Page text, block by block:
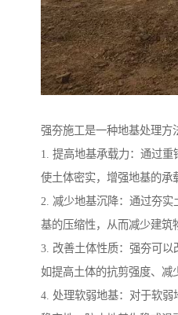
强夯施工是一种地基处理方
1. 提高地基承载力：通过重
使土体密实，增强地基的承
2. 减少地基沉降：通过夯
基的压缩性，从而减少建筑
3. 改善土体性质：强夯可以
如提高土体的抗剪强度、减
4. 处理软弱地基：对于软